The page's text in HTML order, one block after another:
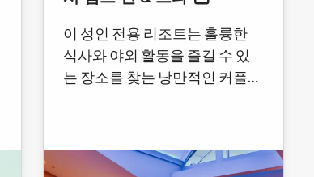
이 성인 전용 리조트는 훌륭한
식사와 야외 활동을 즐길 수 있
는 장소를 찾는 낭만적인 커플에